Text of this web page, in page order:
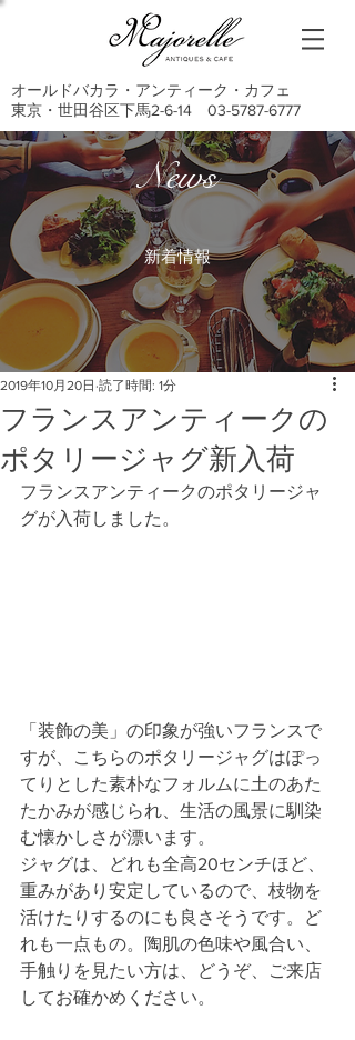
オールドバカラ・アンティーク・カフェ
東京・世田谷区下馬2-6-14 03-5787-6777
News
新着情報
フランスアンティークの
ポタリージャグ新入荷
2019年10月20日 読了時間: 1分
フランスアンティークのポタリージャ
グが入荷しました。
「装飾の美」の印象が強いフランスで
すが、こちらのポタリージャグはぽっ
てりとした素朴なフォルムに土のあた
たかみが感じられ、生活の風景に馴染
む懐かしさが漂います。
ジャグは、どれも全高20センチほど、
重みがあり安定しているので、枝物を
活けたりするのにも良さそうです。ど
れも一点もの。陶肌の色味や風合い、
手触りを見たい方は、どうぞ、ご来店
してお確かめください。